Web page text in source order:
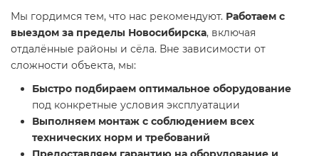
Мы гордимся тем, что нас рекомендуют. Работаем с
выездом за пределы Новосибирска, включая
отдалённые районы и сёла. Вне зависимости от
сложности объекта, мы:
Быстро подбираем оптимальное оборудование
под конкретные условия эксплуатации
Выполняем монтаж с соблюдением всех
технических норм и требований